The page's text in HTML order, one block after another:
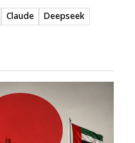
Claude
Deepseek